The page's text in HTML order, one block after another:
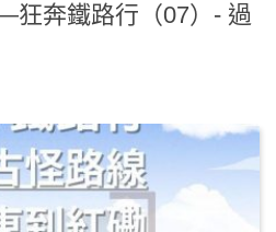
狂奔鐵路行（07）- 過